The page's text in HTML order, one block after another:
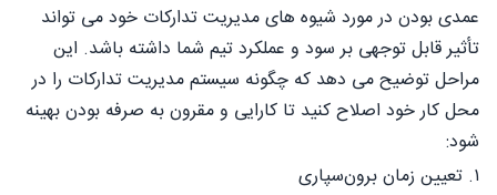
عمدی بودن در مورد شیوه های مدیریت تدارکات خود می تواند
تأثیر قابل توجهی بر سود و عملکرد تیم شما داشته باشد. این
مراحل توضیح می دهد که چگونه سیستم مدیریت تدارکات را در
محل کار خود اصلاح کنید تا کارایی و مقرون به صرفه بودن بهینه
شود:
۱. تعیین زمان برون‌سپاری